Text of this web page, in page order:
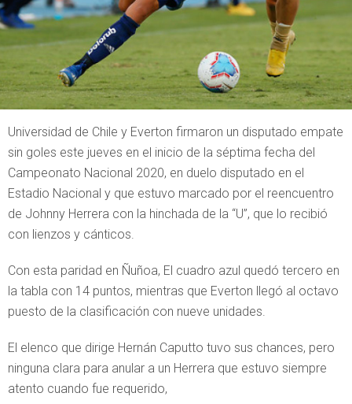
Universidad de Chile y Everton firmaron un disputado empate
sin goles este jueves en el inicio de la séptima fecha del
Campeonato Nacional 2020, en duelo disputado en el
Estadio Nacional y que estuvo marcado por el reencuentro
de Johnny Herrera con la hinchada de la “U”, que lo recibió
con lienzos y cánticos.
Con esta paridad en Ñuñoa, El cuadro azul quedó tercero en
la tabla con 14 puntos, mientras que Everton llegó al octavo
puesto de la clasificación con nueve unidades.
El elenco que dirige Hernán Caputto tuvo sus chances, pero
ninguna clara para anular a un Herrera que estuvo siempre
atento cuando fue requerido,